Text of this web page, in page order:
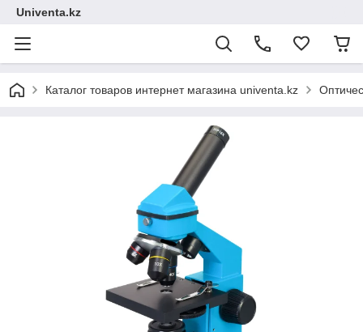
Univenta.kz
Каталог товаров интернет магазина univenta.kz